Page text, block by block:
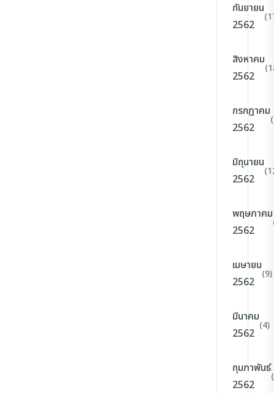
กันยายน
2562
สิงหาคม
2562
กรกฎาคม
2562
มิถุนายน
2562
พฤษภาคม
2562
เมษายน
2562
(9)
มีนาคม
2562
(4)
กุมภาพันธ์
2562